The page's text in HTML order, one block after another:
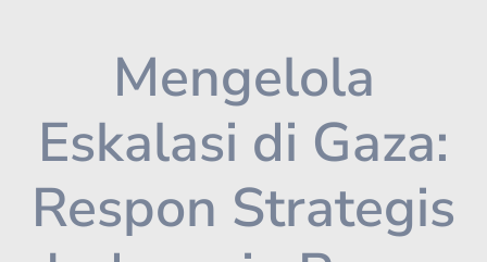
Mengelola
Eskalasi di Gaza:
Respon Strategis